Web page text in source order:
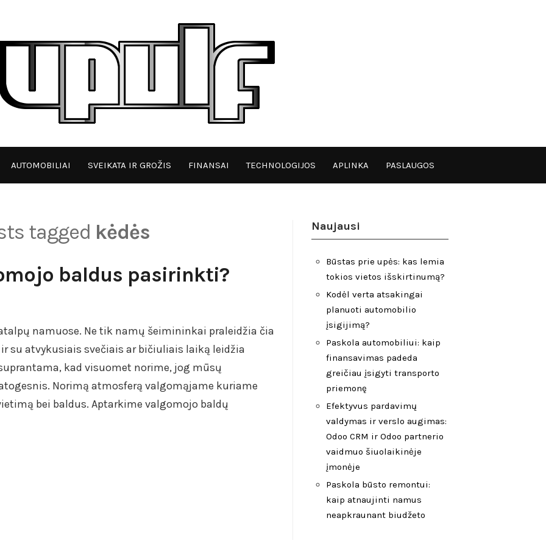
AUTOMOBILIAI SVEIKATA IR GROŽIS FINANSAI TECHNOLOGIJOS APLINKA PASLAUGOS
tagged kėdės
baldus pasirinkti?
namuose. Ne tik namų šeimininkai praleidžia čia
su atvykusiais svečiais ar bičiuliais laiką leidžia
kad visuomet norime, jog mūsų
Norimą atmosferą valgomąjame kuriame
bei baldus. Aptarkime valgomojo baldų
Naujausi
Būstas prie upės: kas lemia
tokios vietos išskirtinumą?
Kodėl verta atsakingai
planuoti automobilio
įsigijimą?
Paskola automobiliui: kaip
finansavimas padeda
greičiau įsigyti transporto
priemonę
Efektyvus pardavimų
valdymas ir verslo augimas:
Odoo CRM ir Odoo partnerio
vaidmuo šiuolaikinėje
įmonėje
Paskola būsto remontui:
kaip atnaujinti namus
neapkraunant biudžeto